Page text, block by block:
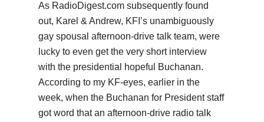
As RadioDigest.com subsequently found
out, Karel & Andrew, KFI’s unambiguously
gay spousal afternoon-drive talk team, were
lucky to even get the very short interview
with the presidential hopeful Buchanan.
According to my KF-eyes, earlier in the
week, when the Buchanan for President staff
got word that an afternoon-drive radio talk